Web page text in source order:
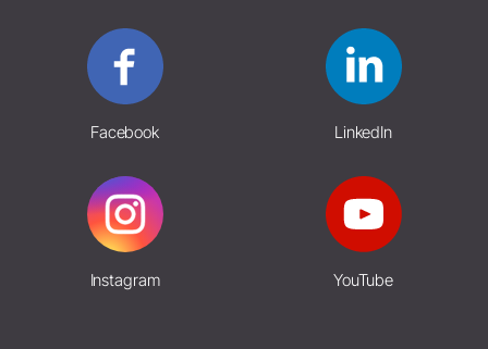
Facebook LinkedIn
Instagram YouTube